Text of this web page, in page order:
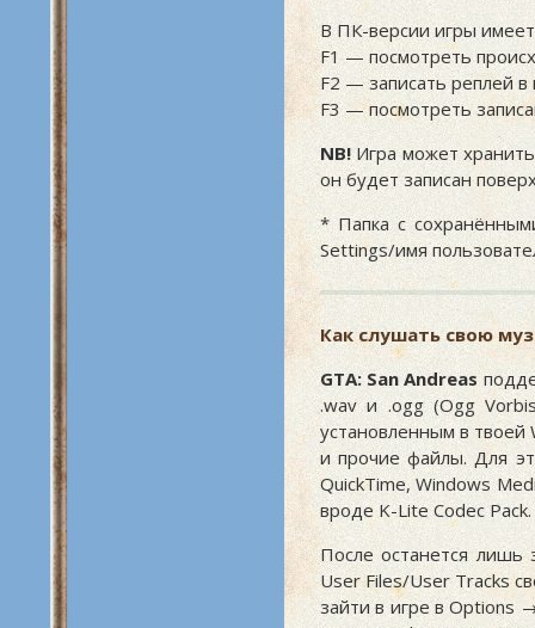
В ПК-версии игры
F1 — посмотреть
F2 — записать реплей в
F3 — посмотреть
NB!Игра может
он будет записан
* Папка с
Settings/имя
Как слушать свою
GTA: San Andreas
.wav и .ogg (Ogg
установленным в твоей
и прочие файлы. Для
QuickTime, Windows
вроде K-Lite Codec Pack.
После останется лишь
User Files/User Tracks
зайти в игре в Options